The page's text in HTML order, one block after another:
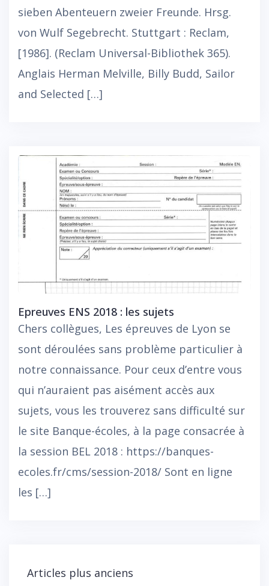
sieben Abenteuern zweier Freunde. Hrsg.
von Wulf Segebrecht. Stuttgart : Reclam,
[1986]. (Reclam Universal-Bibliothek 365).
Anglais Herman Melville, Billy Budd, Sailor
and Selected […]
Epreuves ENS 2018 : les sujets
Chers collègues, Les épreuves de Lyon se
sont déroulées sans problème particulier à
notre connaissance. Pour ceux d’entre vous
qui n’auraient pas aisément accès aux
sujets, vous les trouverez sans difficulté sur
le site Banque-écoles, à la page consacrée à
la session BEL 2018 : https://banques-
ecoles.fr/cms/session-2018/ Sont en ligne
les […]
Navigation
Articles plus anciens